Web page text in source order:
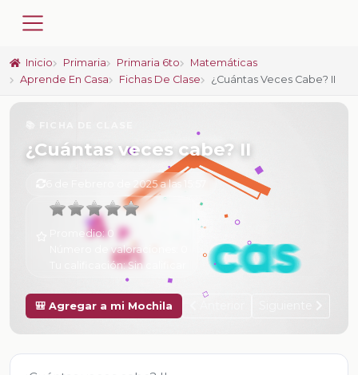
Inicio Primaria Primaria 6to
Matemáticas
Aprende En Casa
Fichas De Clase ¿Cuántas Veces Cabe? II
¿Cuántas veces cabe? II
6 de Febrero de 2025 a las 15:57
Promedio:0
Número de valoraciones:
Tu calificación:Sin calificar
🎒 Agregar a mi Mochila